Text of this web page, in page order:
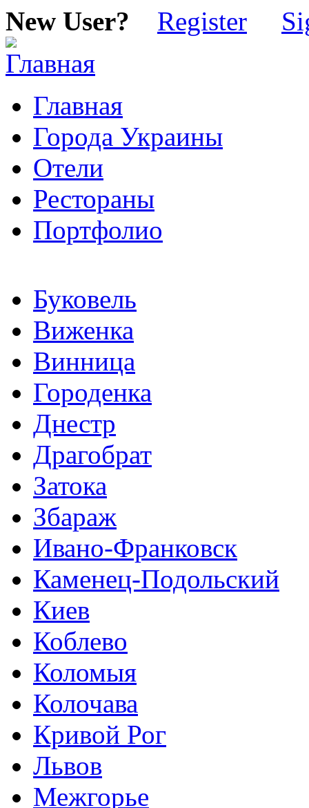
New User? Register
Главная
Города Украины
Отели
Рестораны
Портфолио
Буковель
Виженка
Винница
Городенка
Днестр
Драгобрат
Затока
Збараж
Ивано-Франковск
Каменец-Подольский
Киев
Коблево
Коломыя
Колочава
Кривой Рог
Львов
Межгорье